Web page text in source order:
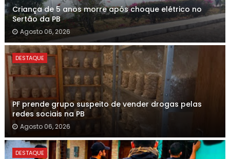
Criança de 5 anos morre após choque elétrico no
Sertão da PB
Agosto 06, 2026
DESTAQUE
PF prende grupo suspeito de vender drogas pelas
redes sociais na PB
Agosto 06, 2026
DESTAQUE